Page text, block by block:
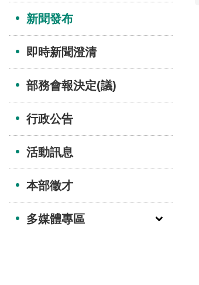
新聞發布
即時新聞澄清
部務會報決定(議)
行政公告
活動訊息
本部徵才
多媒體專區